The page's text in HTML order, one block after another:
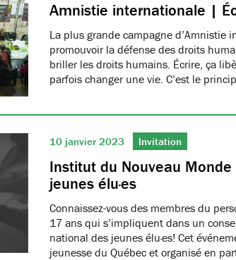
Amnistie internationale |
La plus grande campagne d’Amnistie
promouvoir la défense des droits
briller les droits humains. Écrire, ça
parfois changer une vie. C’est le
10 janvier 2023 Invitation
Institut du Nouveau
jeunes élu·es
Connaissez-vous des membres du
17 ans qui s’impliquent dans un
national des jeunes élu·es! Cet
jeunesse du Québec et organisé en